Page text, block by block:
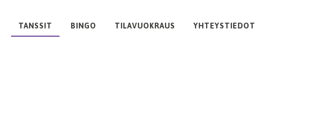
TANSSIT BINGO TILAVUOKRAUS YHTEYSTIEDOT